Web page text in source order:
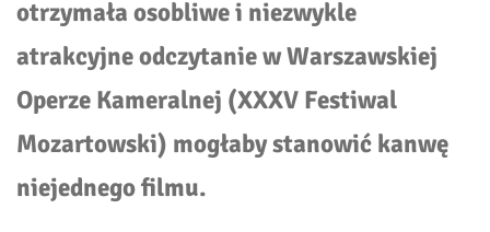
otrzymała osobliwe i niezwykle
atrakcyjne odczytanie w Warszawskiej
Operze Kameralnej (XXXV Festiwal
Mozartowski) mogłaby stanowić kanwę
niejednego filmu.